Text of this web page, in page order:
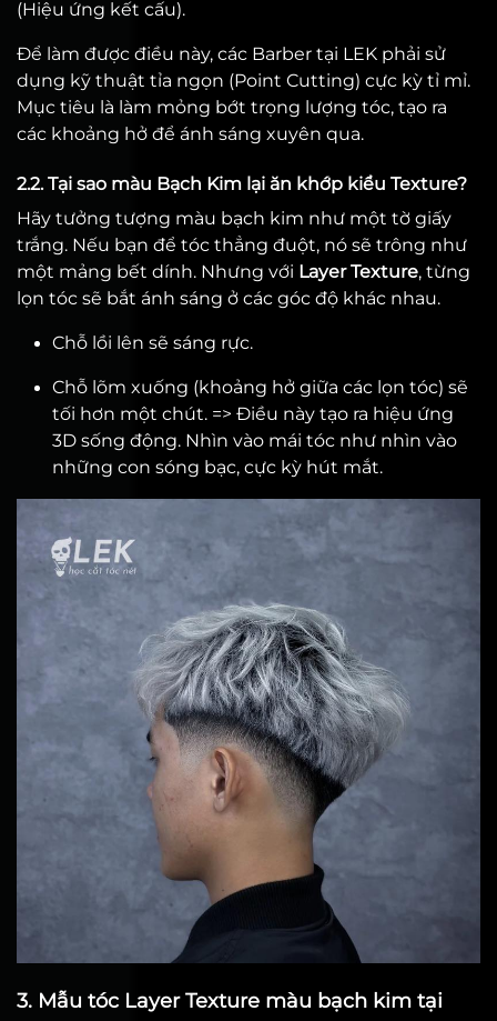
(Hiệu ứng kết cấu).
Để làm được điều này, các Barber tại LEK phải sử
dụng kỹ thuật tỉa ngọn (Point Cutting) cực kỳ tỉ mỉ.
Mục tiêu là làm mỏng bớt trọng lượng tóc, tạo ra
các khoảng hở để ánh sáng xuyên qua.
2.2. Tại sao màu Bạch Kim lại ăn khớp kiểu Texture?
Hãy tưởng tượng màu bạch kim như một tờ giấy
trắng. Nếu bạn để tóc thẳng đuột, nó sẽ trông như
một mảng bết dính. Nhưng với Layer Texture, từng
lọn tóc sẽ bắt ánh sáng ở các góc độ khác nhau.
Chỗ lồi lên sẽ sáng rực.
Chỗ lõm xuống (khoảng hở giữa các lọn tóc) sẽ
tối hơn một chút. => Điều này tạo ra hiệu ứng
3D sống động. Nhìn vào mái tóc như nhìn vào
những con sóng bạc, cực kỳ hút mắt.
3. Mẫu tóc Layer Texture màu bạch kim tại